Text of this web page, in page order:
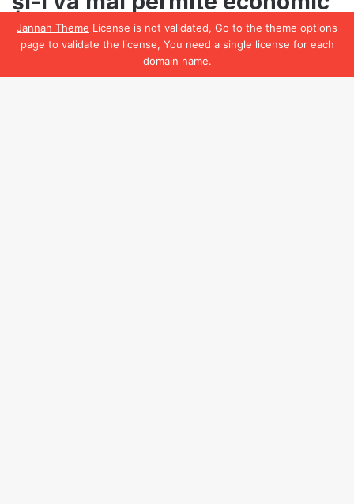
Jannah Theme License is not validated, Go to the theme options
page to validate the license, You need a single license for each
domain name.
Facebook